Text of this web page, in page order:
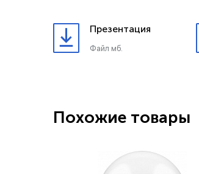
Презентация
Файл мб.
Похожие товары